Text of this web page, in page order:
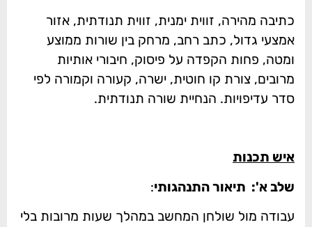
כתיבה מהירה, זווית ימנית, זווית תנודתית, אזור
אמצעי גדול, כתב רחב, מרחק בין שורות ממוצע
ומטה, פחות הקפדה על פיסוק, חיבורי אותיות
מרובים, צורת קו חוטית, ישרה, קעורה וקמורה לפי
סדר עדיפויות. הנחיית שורה תנודתית.
איש תכנות
שלב א': תיאור התנהגותי:
עבודה מול שולחן המחשב במהלך שעות מרובות בלי